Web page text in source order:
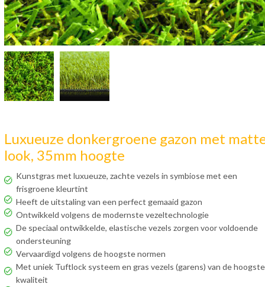
Luxueuze donkergroene gazon met
look, 35mm hoogte
Kunstgras met luxueuze, zachte vezels in symbiose met een
frisgroene kleurtint
Heeft de uitstaling van een perfect gemaaid gazon
Ontwikkeld volgens de modernste vezeltechnologie
De speciaal ontwikkelde, elastische vezels zorgen voor voldoende
ondersteuning
Vervaardigd volgens de hoogste normen
Met uniek Tuftlock systeem en gras vezels (garens) van de hoogste
kwaliteit